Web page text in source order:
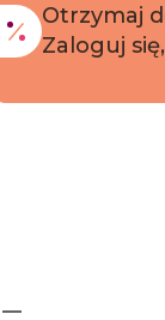
Otrzymaj
Zaloguj